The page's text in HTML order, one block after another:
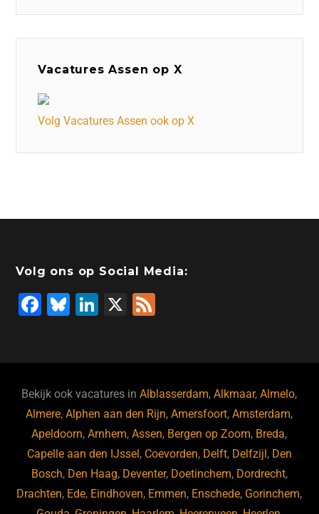
Vacatures Assen op X
Volg Vacatures Assen ook op X
Volg ons op Social Media:
F
b
o
o
k
Bl
ky
Li
dI
n
X
Bekijk ook vacatures inAlblasserdam,Alkmaar,Almelo,
Almere,Alphen aan den Rijn,Amersfoort,Amsterdam,
Apeldoorn,Arnhem,Assen, Bergen op Zoom, Breda,
Capelle aan den IJssel, Coevorden, Delft, Delfzijl, Den
Bosch, Den Haag, Deventer, Doetinchem, Dordrecht,
Drachten, Ede, Eindhoven, Emmen, Enschede, Gorinchem,